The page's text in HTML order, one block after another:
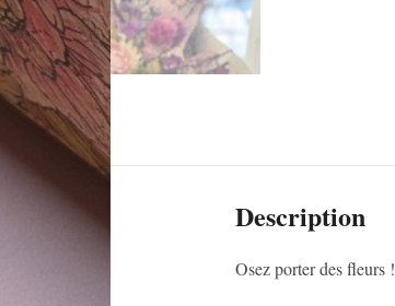
Description
Osez porter des fleurs !